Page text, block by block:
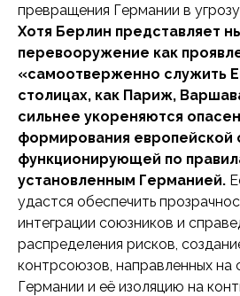
превращения Германии в
Хотя Берлин представляет
перевооружение как
«самоотверженно служить
столицах, как Париж,
сильнее укореняются
формирования
функционирующей по
установленным Германией.
удастся обеспечить
интеграции союзников и
распределения рисков,
контрсоюзов, направленных на
Германии и её изоляцию на